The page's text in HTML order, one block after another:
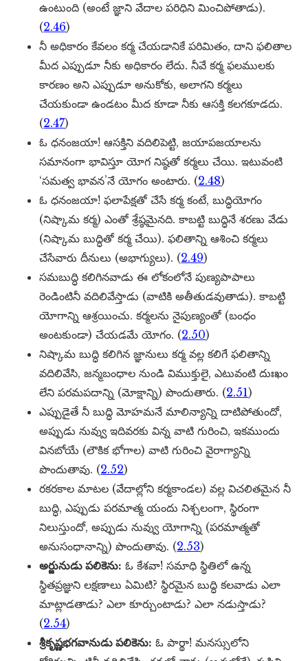
ఉంటుంది (అంటే జ్ఞాని వేదాల పరిధిని మించిపోతాడు).
(2.46)
నీ అధికారం కేవలం కర్మ చేయడానికే పరిమితం, దాని ఫలితాల
మీద ఎప్పుడూ నీకు అధికారం లేదు. నీవే కర్మ ఫలములకు
కారణం అని ఎప్పుడూ అనుకోకు, అలాగని కర్మలు
చేయకుండా ఉండటం మీద కూడా నీకు ఆసక్తి కలగకూడదు.
(2.47)
ఓ ధనంజయా! ఆసక్తిని వదిలిపెట్టి, జయాపజయాలను
సమానంగా భావిస్తూ యోగ నిష్ఠతో కర్మలు చేయి. ఇటువంటి
‘సమత్వ భావన’నే యోగం అంటారు. (2.48)
ఓ ధనంజయా! ఫలాపేక్షతో చేసే కర్మ కంటే, బుద్ధియోగం
(నిష్కామ కర్మ) ఎంతో శ్రేష్ఠమైనది. కాబట్టి బుద్ధినే శరణు వేడు
(నిష్కామ బుద్ధితో కర్మ చేయి). ఫలితాన్ని ఆశించి కర్మలు
చేసేవారు దీనులు (అభాగ్యులు). (2.49)
సమబుద్ధి కలిగినవాడు ఈ లోకంలోనే పుణ్యపాపాలు
రెండింటినీ వదిలివేస్తాడు (వాటికి అతీతుడవుతాడు). కాబట్టి
యోగాన్ని ఆశ్రయించు. కర్మలను నైపుణ్యంతో (బంధం
అంటకుండా) చేయడమే యోగం. (2.50)
నిష్కామ బుద్ధి కలిగిన జ్ఞానులు కర్మ వల్ల కలిగే ఫలితాన్ని
వదిలివేసి, జన్మబంధాల నుండి విముక్తులై, ఎటువంటి దుఃఖం
లేని పరమపదాన్ని (మోక్షాన్ని) పొందుతారు. (2.51)
ఎప్పుడైతే నీ బుద్ధి మోహమనే మాలిన్యాన్ని దాటిపోతుందో,
అప్పుడు నువ్వు ఇదివరకు విన్న వాటి గురించి, ఇకముందు
వినబోయే (లౌకిక భోగాల) వాటి గురించి వైరాగ్యాన్ని
పొందుతావు. (2.52)
రకరకాల మాటల (వేదాల్లోని కర్మకాండల) వల్ల విచలితమైన నీ
బుద్ధి, ఎప్పుడు పరమాత్మ యందు నిశ్చలంగా, స్థిరంగా
నిలుస్తుందో, అప్పుడు నువ్వు యోగాన్ని (పరమాత్మతో
అనుసంధానాన్ని) పొందుతావు. (2.53)
అర్జునుడు పలికెను: ఓ కేశవా! సమాధి స్థితిలో ఉన్న
స్థితప్రజ్ఞుని లక్షణాలు ఏమిటి? స్థిరమైన బుద్ధి కలవాడు ఎలా
మాట్లాడతాడు? ఎలా కూర్చుంటాడు? ఎలా నడుస్తాడు?
(2.54)
శ్రీకృష్ణభగవానుడు పలికెను: ఓ పార్థా! మనస్సులోని